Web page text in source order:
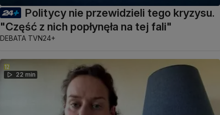
Politycy nie przewidzieli tego kryzysu.
"Część z nich popłynęła na tej fali"
DEBATA TVN24+
22 min